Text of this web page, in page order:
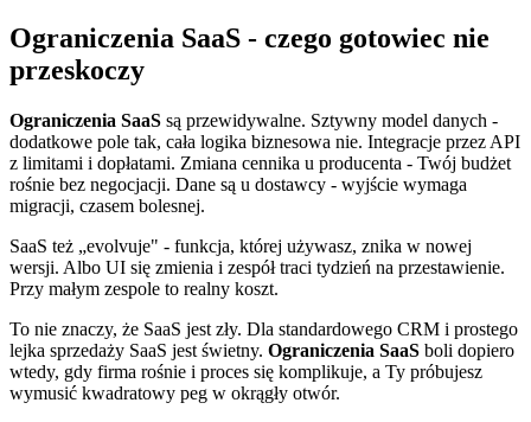
Ograniczenia SaaS - czego gotowiec nie
przeskoczy
Ograniczenia SaaS są przewidywalne. Sztywny model danych -
dodatkowe pole tak, cała logika biznesowa nie. Integracje przez API
z limitami i dopłatami. Zmiana cennika u producenta - Twój budżet
rośnie bez negocjacji. Dane są u dostawcy - wyjście wymaga
migracji, czasem bolesnej.
SaaS też „evolvuje" - funkcja, której używasz, znika w nowej
wersji. Albo UI się zmienia i zespół traci tydzień na przestawienie.
Przy małym zespole to realny koszt.
To nie znaczy, że SaaS jest zły. Dla standardowego CRM i prostego
lejka sprzedaży SaaS jest świetny. Ograniczenia SaaS boli dopiero
wtedy, gdy firma rośnie i proces się komplikuje, a Ty próbujesz
wymusić kwadratowy peg w okrągły otwór.